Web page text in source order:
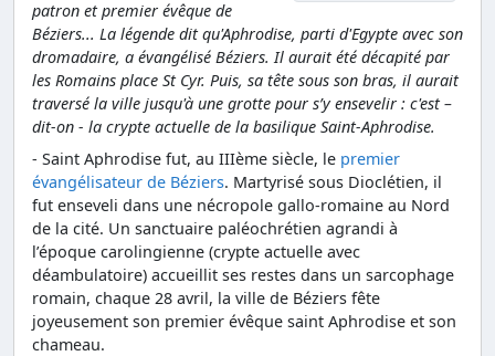
patron et premier évêque de
Béziers... La légende dit qu'Aphrodise, parti d'Egypte avec son
dromadaire, a évangélisé Béziers. Il aurait été décapité par
les Romains place St Cyr. Puis, sa tête sous son bras, il aurait
traversé la ville jusqu'à une grotte pour s’y ensevelir : c'est –
dit-on - la crypte actuelle de la basilique Saint-Aphrodise.
- Saint Aphrodise fut, au IIIème siècle, le premier
évangélisateur de Béziers. Martyrisé sous Dioclétien, il
fut enseveli dans une nécropole gallo-romaine au Nord
de la cité. Un sanctuaire paléochrétien agrandi à
l’époque carolingienne (crypte actuelle avec
déambulatoire) accueillit ses restes dans un sarcophage
romain, chaque 28 avril, la ville de Béziers fête
joyeusement son premier évêque saint Aphrodise et son
chameau.